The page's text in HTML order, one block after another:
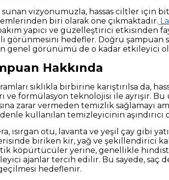
vizyonumuzla, hassas ciltler için
biri olarak öne çıkmaktadır.
yapıcı ve güzelleştirici etkisinden
görünmesini hedefler. Doğru şampuan
genel görünümü de o kadar etkileyici
Hakkında
sıklıkla birbirine karıştırılsa da,
formülasyon teknolojisi ile ayrışır. Bu
zarar vermeden temizlik sağlamayı
kullanılan temizleyicinin aşındırıcı
otu, lavanta ve yeşil çay gibi
biriken kir, yağ ve şekillendirici
köpürtücüler yerine, genellikle
ajanlar tercih edilir. Bu sayede, saç
hedeflenir.